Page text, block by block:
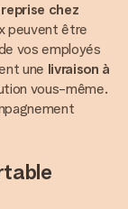
chez
peuvent être
vos employés
une livraison à
vous-même.